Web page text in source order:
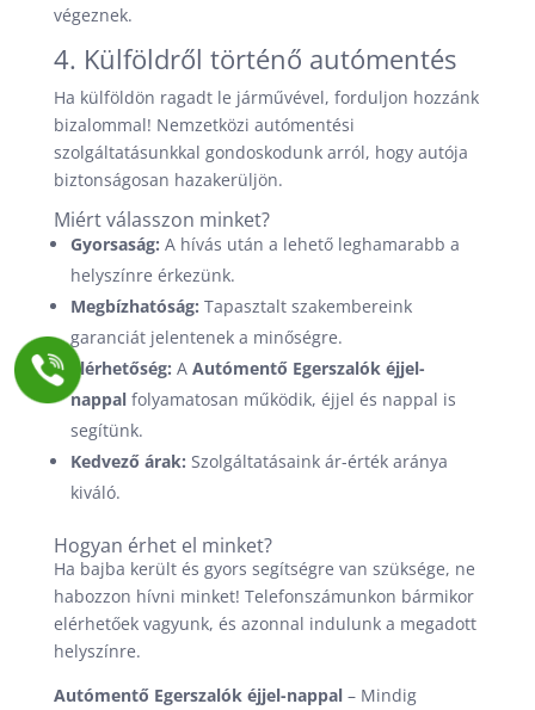
végeznek.
4. Külföldről történő autómentés
Ha külföldön ragadt le járművével, forduljon hozzánk
bizalommal! Nemzetközi autómentési
szolgáltatásunkkal gondoskodunk arról, hogy autója
biztonságosan hazakerüljön.
Miért válasszon minket?
Gyorsaság: A hívás után a lehető leghamarabb a
helyszínre érkezünk.
Megbízhatóság: Tapasztalt szakembereink
garanciát jelentenek a minőségre.
Elérhetőség: A Autómentő Egerszalók éjjel-
nappalfolyamatosan működik, éjjel és nappal is
segítünk.
Kedvező árak: Szolgáltatásaink ár-érték aránya
kiváló.
Hogyan érhet el minket?
Ha bajba került és gyors segítségre van szüksége, ne
habozzon hívni minket! Telefonszámunkon bármikor
elérhetőek vagyunk, és azonnal indulunk a megadott
helyszínre.
Autómentő Egerszalók éjjel-nappal– Mindig